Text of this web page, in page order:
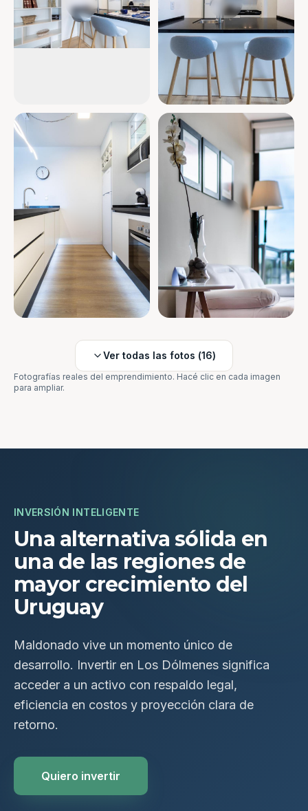
Ver todas las fotos (16)
Fotografías reales del emprendimiento. Hacé clic en cada imagen
para ampliar.
INVERSIÓN INTELIGENTE
Una alternativa sólida en
una de las regiones de
mayor crecimiento del
Uruguay
Maldonado vive un momento único de
desarrollo. Invertir en Los Dólmenes significa
acceder a un activo con respaldo legal,
eficiencia en costos y proyección clara de
retorno.
Quiero invertir